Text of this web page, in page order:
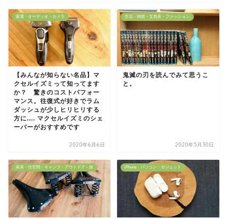
家電・オーディオ・カメラ
【みんなが知らない名品】マ
クセルイズミって知ってます
か？ 驚きのコストパフォー
マンス。往復式が好きでラム
ダッシュが少しヒリヒリする
方に.... マクセルイズミのシェ
ーバーがおすすめです
2020年6月6日
生活・雑貨・文房具・ファッション
鬼滅の刃を読んでみて思うこ
と。
2020年5月30日
家具・住空間・キャンプ・アウトドア・旅 iPhone・パソコン・ガジェット